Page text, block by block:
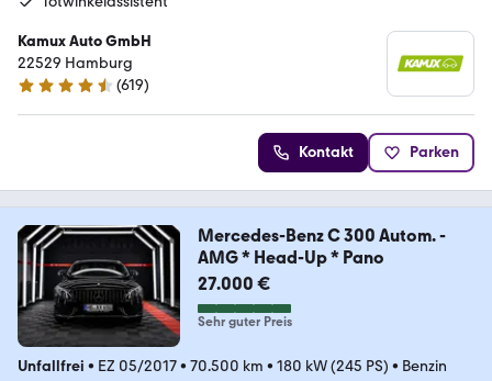
Kamux Auto GmbH
22529 Hamburg
4.6 Sterne
(619)
Kontakt Parken
Mercedes-Benz C 300 Autom. -
AMG * Head-Up * Pano
27.000 €
Sehr guter Preis
Unfallfrei • EZ 05/2017• 70.500 km • 180 kW (245 PS) • Benzin